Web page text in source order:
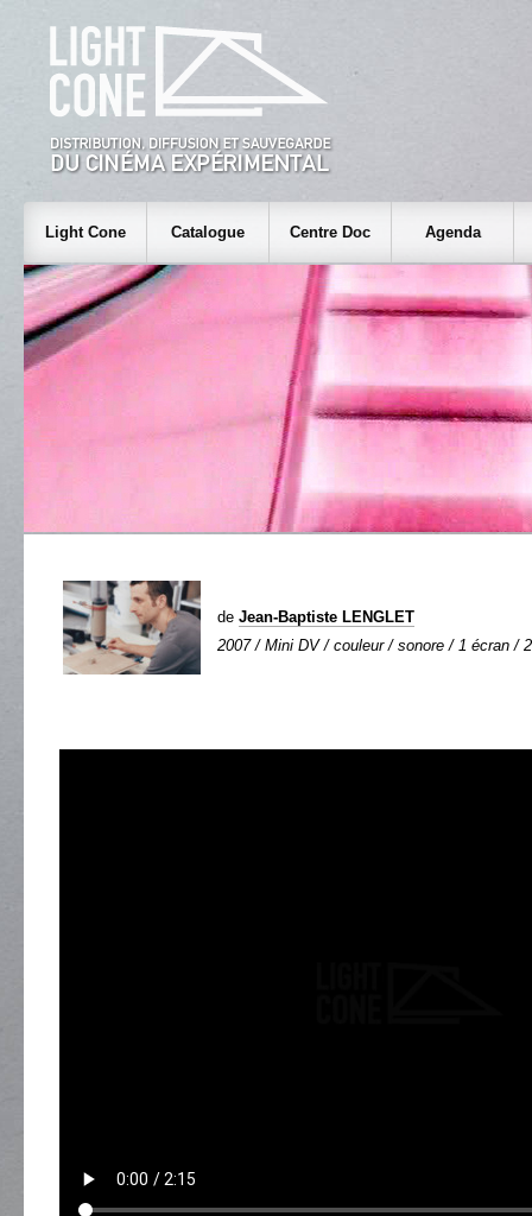
Light Cone Catalogue Centre Doc Agenda
de Jean-Baptiste LENGLET
2007 / Mini DV / couleur / sonore / 1 écran /